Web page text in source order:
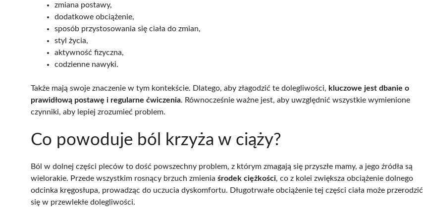
zmiana postawy,
dodatkowe obciążenie,
sposób przystosowania się ciała do zmian,
styl życia,
aktywność fizyczna,
codzienne nawyki.
Także mają swoje znaczenie w tym kontekście. Dlatego, aby złagodzić te dolegliwości, kluczowe jest dbanie o
prawidłową postawę i regularne ćwiczenia. Równocześnie ważne jest, aby uwzględnić wszystkie wymienione
czynniki, aby lepiej zrozumieć problem.
Co powoduje ból krzyża w ciąży?
Ból w dolnej części pleców to dość powszechny problem, z którym zmagają się przyszłe mamy, a jego źródła są
wielorakie. Przede wszystkim rosnący brzuch zmienia środek ciężkości, co z kolei zwiększa obciążenie dolnego
odcinka kręgosłupa, prowadząc do uczucia dyskomfortu. Długotrwałe obciążenie tej części ciała może przerodzić
się w przewlekłe dolegliwości.